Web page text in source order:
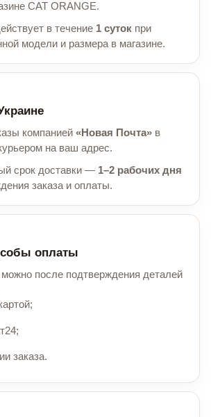
CAT ORANGE.
в течение 1 суток при
модели и размера в магазине.
компанией «Новая Почта» в
на ваш адрес.
срок доставки — 1–2 рабочих дня
заказа и оплаты.
оплаты
после подтверждения деталей
заказа.